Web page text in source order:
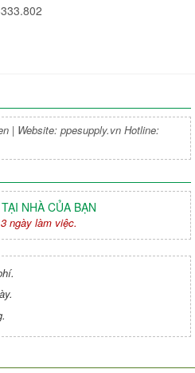
| Website: ppesupply.vn Hotline:
NHÀ CỦA BẠN
ngày làm việc.